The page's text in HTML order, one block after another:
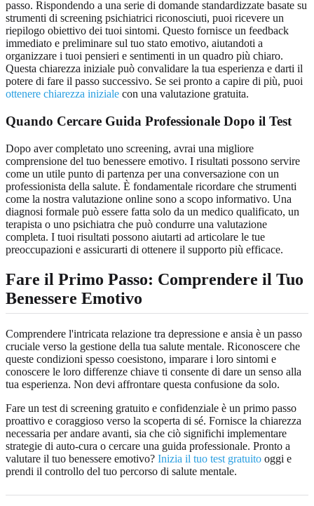
passo. Rispondendo a una serie di domande standardizzate basate su
strumenti di screening psichiatrici riconosciuti, puoi ricevere un
riepilogo obiettivo dei tuoi sintomi. Questo fornisce un feedback
immediato e preliminare sul tuo stato emotivo, aiutandoti a
organizzare i tuoi pensieri e sentimenti in un quadro più chiaro.
Questa chiarezza iniziale può convalidare la tua esperienza e darti il
potere di fare il passo successivo. Se sei pronto a capire di più, puoi
ottenere chiarezza iniziale con una valutazione gratuita.
Quando Cercare Guida Professionale Dopo il Test
Dopo aver completato uno screening, avrai una migliore
comprensione del tuo benessere emotivo. I risultati possono servire
come un utile punto di partenza per una conversazione con un
professionista della salute. È fondamentale ricordare che strumenti
come la nostra valutazione online sono a scopo informativo. Una
diagnosi formale può essere fatta solo da un medico qualificato, un
terapista o uno psichiatra che può condurre una valutazione
completa. I tuoi risultati possono aiutarti ad articolare le tue
preoccupazioni e assicurarti di ottenere il supporto più efficace.
Fare il Primo Passo: Comprendere il Tuo
Benessere Emotivo
Comprendere l'intricata relazione tra depressione e ansia è un passo
cruciale verso la gestione della tua salute mentale. Riconoscere che
queste condizioni spesso coesistono, imparare i loro sintomi e
conoscere le loro differenze chiave ti consente di dare un senso alla
tua esperienza. Non devi affrontare questa confusione da solo.
Fare un test di screening gratuito e confidenziale è un primo passo
proattivo e coraggioso verso la scoperta di sé. Fornisce la chiarezza
necessaria per andare avanti, sia che ciò significhi implementare
strategie di auto-cura o cercare una guida professionale. Pronto a
valutare il tuo benessere emotivo? Inizia il tuo test gratuito oggi e
prendi il controllo del tuo percorso di salute mentale.